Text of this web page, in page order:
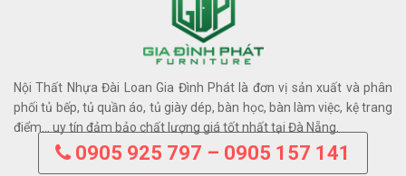
Nội Thất Nhựa Đài Loan Gia Đình Phát là đơn vị sản xuất và phân
phối tủ bếp, tủ quần áo, tủ giày dép, bàn học, bàn làm việc, kệ trang
điểm… uy tín đảm bảo chất lượng giá tốt nhất tại Đà Nẵng.
0905 925 797 – 0905 157 141